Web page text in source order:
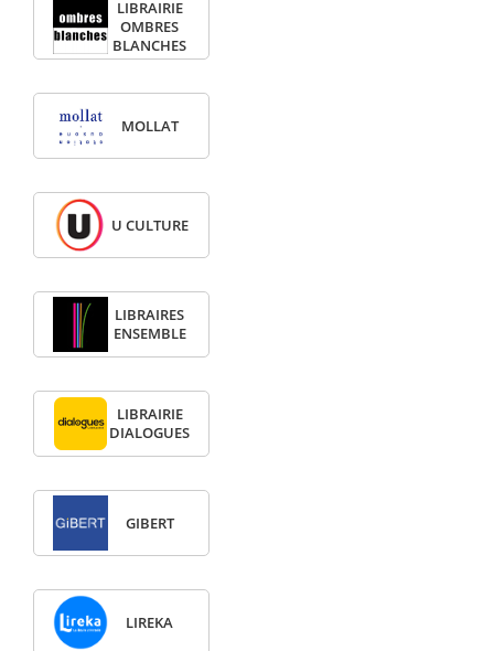
LIBRAIRIE
OMBRES
BLANCHES
MOLLAT
U CULTURE
LIBRAIRES
ENSEMBLE
LIBRAIRIE
DIALOGUES
GIBERT
LIREKA